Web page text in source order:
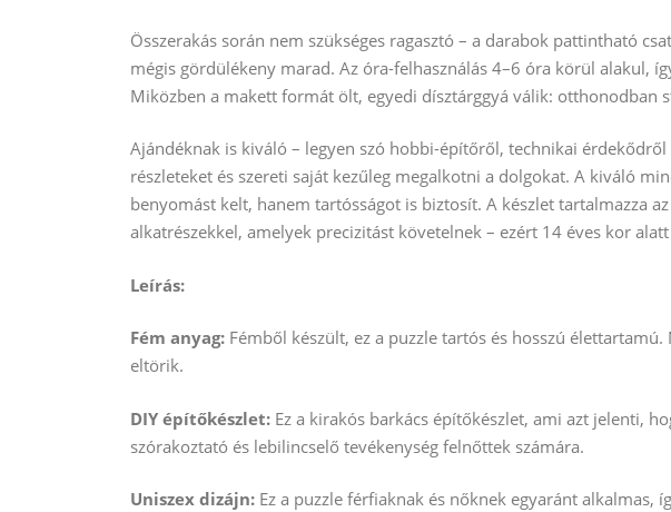
Összerakás során nem szükséges ragasztó – a darabok pattintható
mégis gördülékeny marad. Az óra-felhasználás 4–6 óra körül alakul,
Miközben a makett formát ölt, egyedi dísztárggyá válik: otthonodban
Ajándéknak is kiváló – legyen szó hobbi-építőről, technikai
részleteket és szereti saját kezűleg megalkotni a dolgokat. A kiváló
benyomást kelt, hanem tartósságot is biztosít. A készlet tartalmazza
alkatrészekkel, amelyek precizitást követelnek – ezért 14 éves kor
Leírás:
Fém anyag: Fémből készült, ez a puzzle tartós és hosszú
eltörik.
DIY építőkészlet: Ez a kirakós barkács építőkészlet, ami azt jelenti,
szórakoztató és lebilincselő tevékenység felnőttek számára.
Uniszex dizájn: Ez a puzzle férfiaknak és nőknek egyaránt alkalmas,